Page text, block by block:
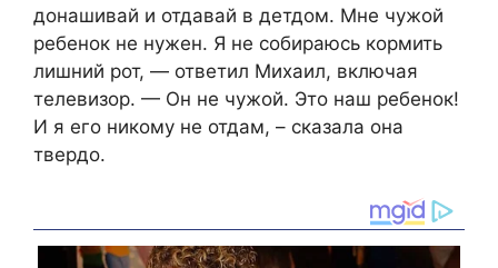
донашивай и отдавай в детдом. Мне чужой
ребенок не нужен. Я не собираюсь кормить
лишний рот, — ответил Михаил, включая
телевизор. — Он не чужой. Это наш ребенок!
И я его никому не отдам, – сказала она
твердо.